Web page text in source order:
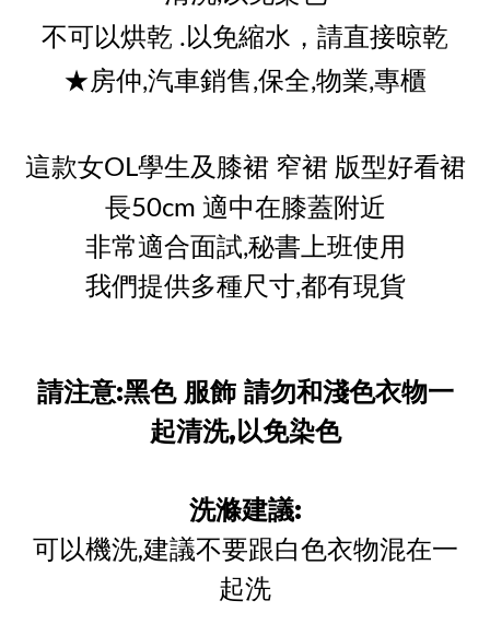
不可以烘乾 .以免縮水，請直接晾乾
★房仲,汽車銷售,保全,物業,專櫃
這款女OL學生及膝裙 窄裙 版型好看裙
長50cm 適中在膝蓋附近
非常適合面試,秘書上班使用
我們提供多種尺寸,都有現貨
請注意:黑色 服飾 請勿和淺色衣物一
起清洗,以免染色
洗滌建議:
可以機洗,建議不要跟白色衣物混在一
起洗